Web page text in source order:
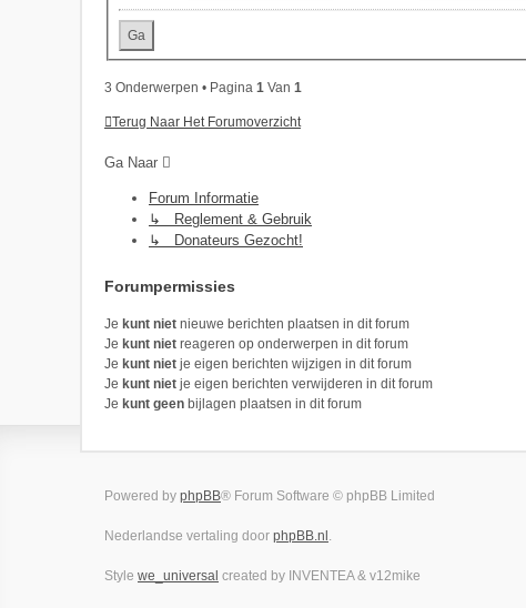
3 Onderwerpen • Pagina 1 Van 1
Terug Naar Het Forumoverzicht
Ga Naar
Forum Informatie
↳ Reglement & Gebruik
↳ Donateurs Gezocht!
Forumpermissies
Je kunt niet nieuwe berichten plaatsen in dit forum
Je kunt niet reageren op onderwerpen in dit forum
Je kunt niet je eigen berichten wijzigen in dit forum
Je kunt niet je eigen berichten verwijderen in dit forum
Je kunt geen bijlagen plaatsen in dit forum
Powered by phpBB® Forum Software © phpBB Limited
Nederlandse vertaling door phpBB.nl .
Style we_universal created by INVENTEA & v12mike